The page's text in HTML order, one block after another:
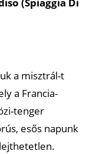
(Spiaggia Di
a misztrál-t
a Francia-
tenger
esős napunk